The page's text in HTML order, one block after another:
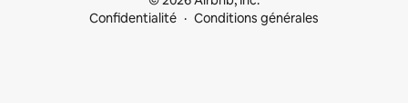
Confidentialité
Conditions générales